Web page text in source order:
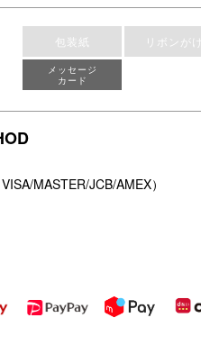
包装紙 リボンがけ
メッセージ
カード
MASTER/JCB/AMEX）